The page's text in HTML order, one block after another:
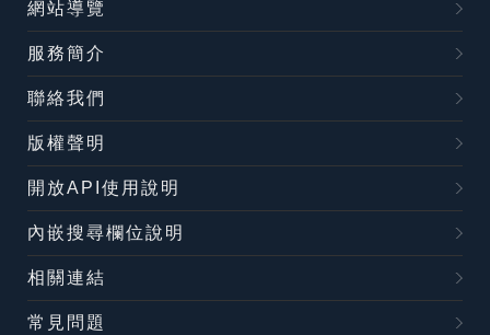
網站導覽
服務簡介
聯絡我們
版權聲明
開放API使用說明
內嵌搜尋欄位說明
相關連結
常見問題